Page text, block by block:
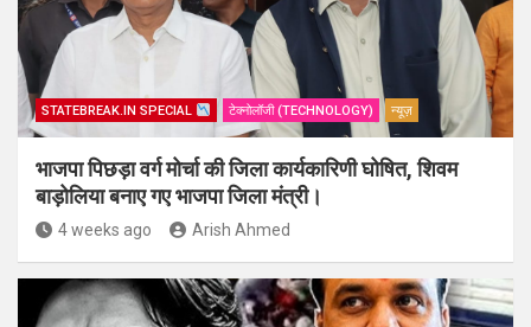
STATEBREAK.IN SPECIAL टेक्नोलॉजी (TECHNOLOGY) न्यूज़
भाजपा पिछड़ा वर्ग मोर्चा की जिला कार्यकारिणी घोषित, शिवम
बाड़ोलिया बनाए गए भाजपा जिला मंत्री।
4 weeks ago Arish Ahmed